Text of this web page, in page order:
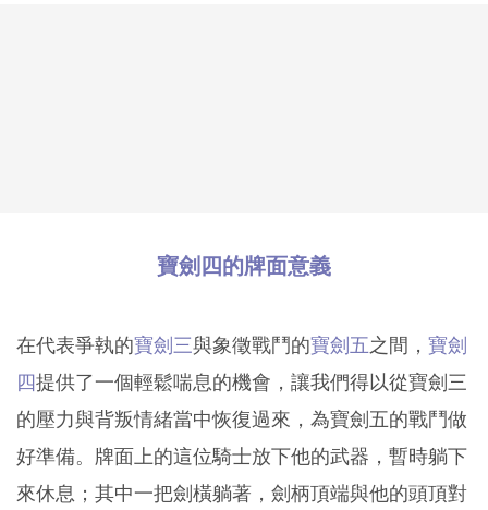
寶劍四的牌面意義
在代表爭執的寶劍三與象徵戰鬥的寶劍五之間， 寶劍
四提供了一個輕鬆喘息的機會，讓我們得以從寶劍三
的壓力與背叛情緒當中恢復過來，為寶劍五的戰鬥做
好準備。牌面上的這位騎士放下他的武器，暫時躺下
來休息；其中一把劍橫躺著，劍柄頂端與他的頭頂對